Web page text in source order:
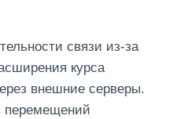
связи из-за
курса
внешние серверы.
перемещений